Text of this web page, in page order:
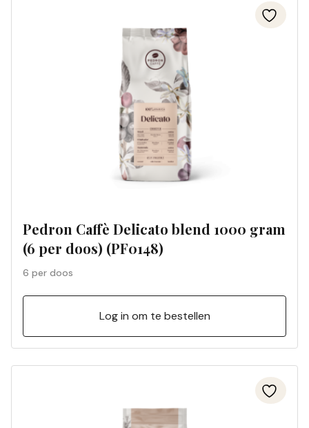
Pedron Caffè Delicato blend 1000 gram
(6 per doos) (PF0148)
6 per doos
Log in om te bestellen